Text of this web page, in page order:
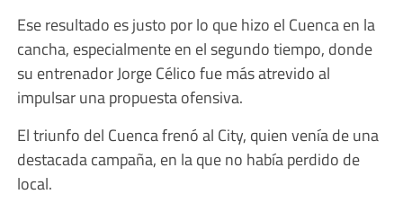
Ese resultado es justo por lo que hizo el Cuenca en la
cancha, especialmente en el segundo tiempo, donde
su entrenador Jorge Célico fue más atrevido al
impulsar una propuesta ofensiva.
El triunfo del Cuenca frenó al City, quien venía de una
destacada campaña, en la que no había perdido de
local.